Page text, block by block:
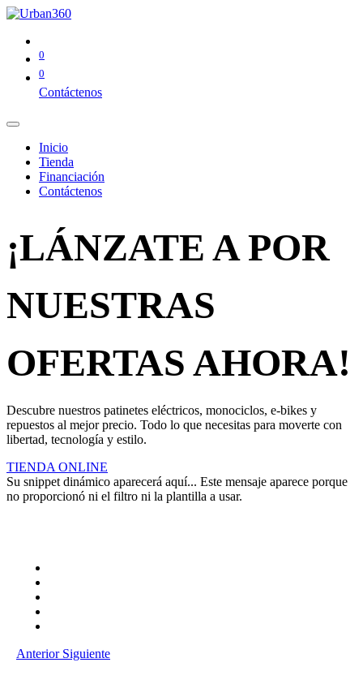
0
0
Contáctenos
Inicio
Tienda
Financiación
Contáctenos
¡LÁNZATE A POR
NUESTRAS
OFERTAS AHORA!
Descubre nuestros patinetes eléctricos, monociclos, e-bikes y
repuestos al mejor precio. Todo lo que necesitas para moverte con
libertad, tecnología y estilo.
TIENDA ONLINE
Su snippet dinámico aparecerá aquí... Este mensaje aparece porque
no proporcionó ni el filtro ni la plantilla a usar.
Anterior Siguiente